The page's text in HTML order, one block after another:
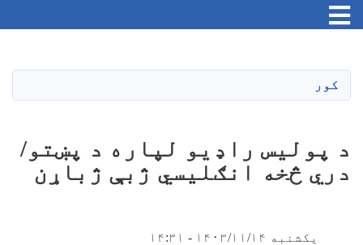
Toggle navigation
کور
د پولیس راډیو لپاره د پښتو/
دري څخه انګلیسي ژبې ژباړن
یکشنبه ۱۴۰۳/۱۱/۱۴ - ۱۴:۳۱